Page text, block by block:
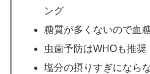
ング
糖質が多くないので血
虫歯予防はWHOも推奨
塩分の摂りすぎになら